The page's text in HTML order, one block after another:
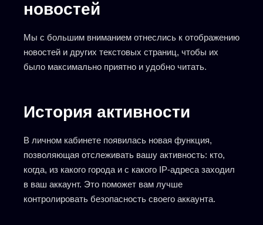
новостей
Мы с большим вниманием отнеслись к отображению
новостей и других текстовых страниц, чтобы их
было максимально приятно и удобно читать.
История активности
В личном кабинете появилась новая функция,
позволяющая отслеживать вашу активность: кто,
когда, из какого города и с какого IP-адреса заходил
в ваш аккаунт. Это поможет вам лучше
контролировать безопасность своего аккаунта.